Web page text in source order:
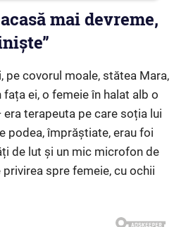
mai devreme,
pe covorul moale, stătea Mara,
fața ei, o femeie în halat alb o
terapeuta pe care soția lui
podea, împrăștiate, erau foi
de lut și un mic microfon de
spre femeie, cu ochii